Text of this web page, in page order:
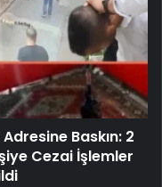
Baskın: 2
Cezai İşlemler